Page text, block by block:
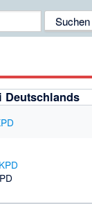
Deutschlands